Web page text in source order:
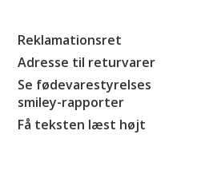
Reklamationsret
Adresse til returvarer
Se fødevarestyrelses
smiley-rapporter
Få teksten læst højt